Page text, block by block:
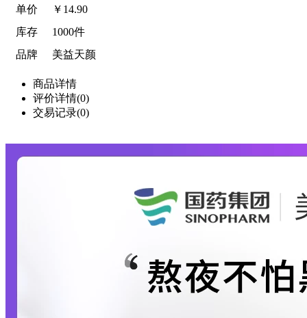
单价 ￥ 14.90
库存
1000件
品牌
美益天颜
商品详情
评价详情(0)
交易记录(0)